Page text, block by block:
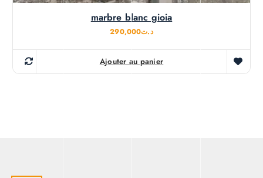
marbre blanc gioia
د.ت290,000
Ajouter au panier